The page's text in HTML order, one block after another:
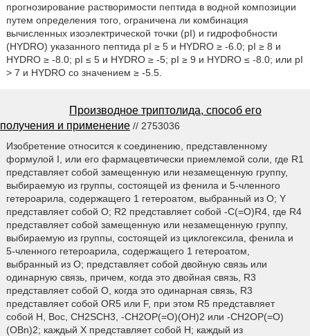
прогнозирование растворимости пептида в водной композиции
путем определения того, ограничена ли комбинация
вычисленных изоэлектрической точки (pI) и гидрофобности
(HYDRO) указанного пептида pI ≥ 5 и HYDRO ≥ -6.0; pI ≥ 8 и
HYDRO ≥ -8.0; pI ≤ 5 и HYDRO ≥ -5; pI ≥ 9 и HYDRO ≤ -8.0; или pI
> 7 и HYDRO со значением ≥ -5.5.
Производное триптолида, способ его
получения и применение // 2753036
Изобретение относится к соединению, представленному
формулой I, или его фармацевтически приемлемой соли, где R1
представляет собой замещенную или незамещенную группу,
выбираемую из группы, состоящей из фенила и 5-членного
гетероарила, содержащего 1 гетероатом, выбранный из О; Y
представляет собой O; R2 представляет собой -C(=O)R4, где R4
представляет собой замещенную или незамещенную группу,
выбираемую из группы, состоящей из циклогексила, фенила и
5-членного гетероарила, содержащего 1 гетероатом,
выбранный из O; представляет собой двойную связь или
одинарную связь, причем, когда это двойная связь, R3
представляет собой O, когда это одинарная связь, R3
представляет собой OR5 или F, при этом R5 представляет
собой H, Boc, CH2SCH3, -CH2OP(=O)(OH)2 или -CH2OP(=O)
(OBn)2; каждый X представляет собой H; каждый из